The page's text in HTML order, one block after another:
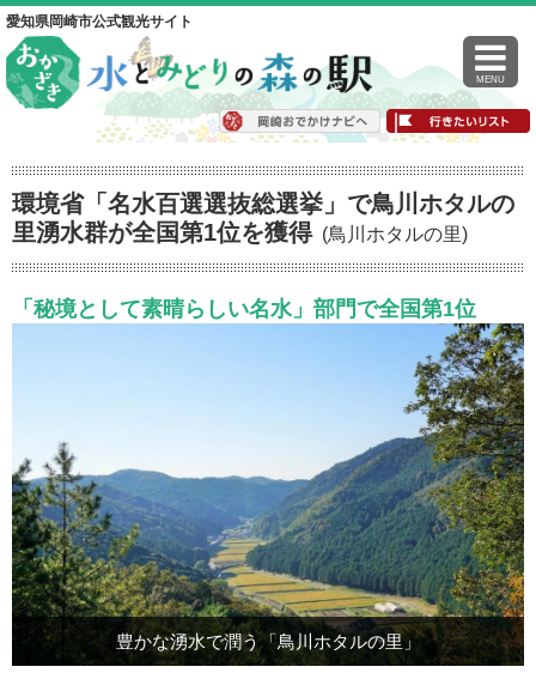
愛知県岡崎市公式観光サイト
MENU
環境省「名水百選選抜総選挙」で鳥川ホタルの
里湧水群が全国第1位を獲得 (鳥川ホタルの里)
「秘境として素晴らしい名水」部門で全国第1位
豊かな湧水で潤う「鳥川ホタルの里」